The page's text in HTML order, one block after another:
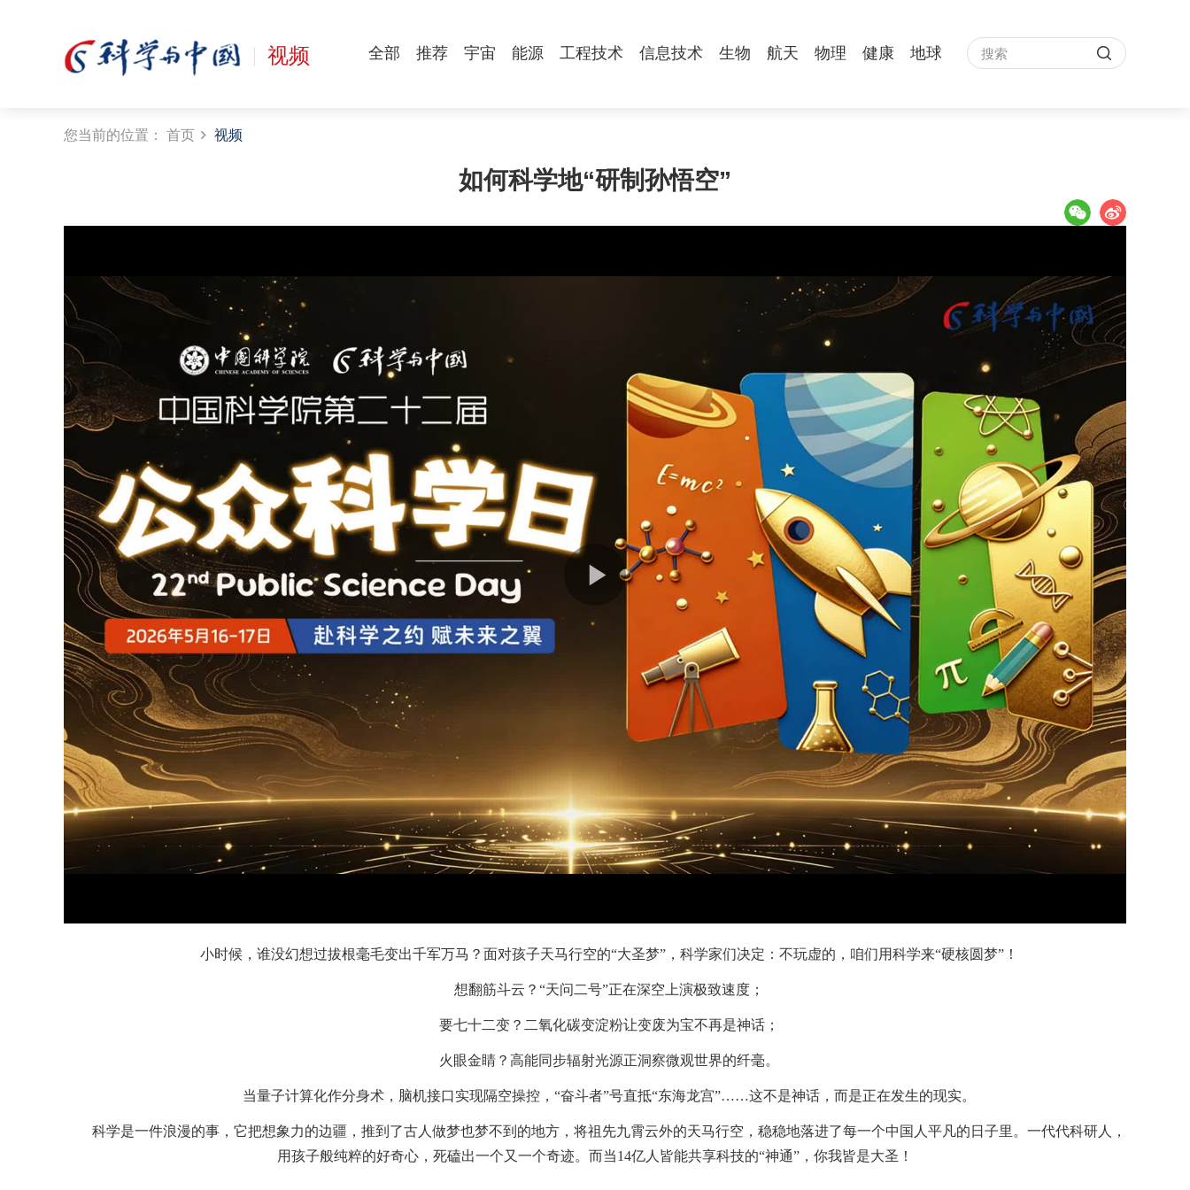
视频 全部 推荐 宇宙 能源 工程技术 信息技术 生物 航天 物理 健康 地球
您当前的位置： 首页 视频
如何科学地“研制孙悟空”
小时候，谁没幻想过拔根毫毛变出千军万马？面对孩子天马行空的“大圣梦”，科学家们决定：不玩虚的，咱们用科学来“硬核圆梦”！
想翻筋斗云？“天问二号”正在深空上演极致速度；
要七十二变？二氧化碳变淀粉让变废为宝不再是神话；
火眼金睛？高能同步辐射光源正洞察微观世界的纤毫。
当量子计算化作分身术，脑机接口实现隔空操控，“奋斗者”号直抵“东海龙宫”……这不是神话，而是正在发生的现实。
科学是一件浪漫的事，它把想象力的边疆，推到了古人做梦也梦不到的地方，将祖先九霄云外的天马行空，稳稳地落进了每一个中国人平凡的日子里。一代代科研人，
用孩子般纯粹的好奇心，死磕出一个又一个奇迹。而当14亿人皆能共享科技的“神通”，你我皆是大圣！